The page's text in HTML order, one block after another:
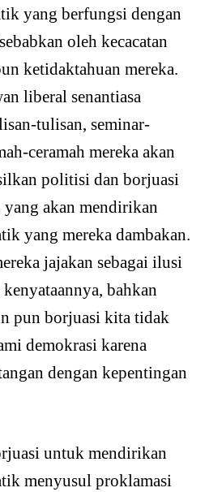
yang berfungsi dengan
oleh kecacatan
ketidaktahuan mereka.
liberal senantiasa
tulisan, seminar-
ceramah mereka akan
politisi dan borjuasi
yang akan mendirikan
yang mereka dambakan.
jajakan sebagai ilusi
bahkan
pun borjuasi kita tidak
demokrasi karena
dengan kepentingan
untuk mendirikan
menyusul proklamasi